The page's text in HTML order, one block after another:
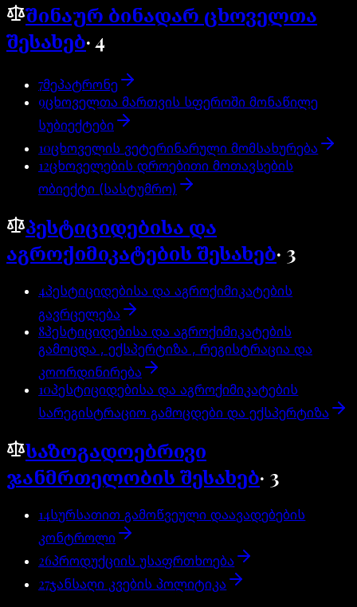
შინაურ ბინადარ ცხოველთა
შესახებ·4
7მეპატრონე
9ცხოველთა მართვის სფეროში მონაწილე
სუბიექტები
10ცხოველის ვეტერინარული მომსახურება
12ცხოველების დროებითი მოთავსების
ობიექტი (სასტუმრო)
პესტიციდებისა და
აგროქიმიკატების შესახებ· 3
4პესტიციდებისა და აგროქიმიკატების
გავრცელება
8პესტიციდებისა და აგროქიმიკატების
გამოცდა , ექსპერტიზა , რეგისტრაცია და
კოორდინირება
10პესტიციდებისა და აგროქიმიკატების
სარეგისტრაციო გამოცდები და ექსპერტიზა
საზოგადოებრივი
ჯანმრთელობის შესახებ· 3
14სურსათით გამოწვეული დაავადებების
კონტროლი
26პროდუქციის უსაფრთხოება
27ჯანსაღი კვების პოლიტიკა